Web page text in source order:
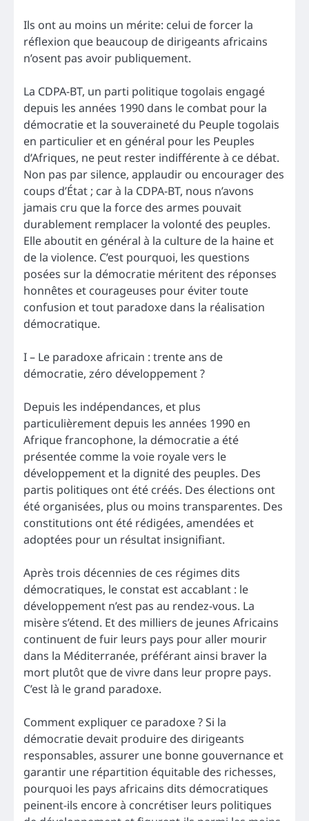
Ils ont au moins un mérite: celui de forcer la
réflexion que beaucoup de dirigeants africains
n’osent pas avoir publiquement.
La CDPA-BT, un parti politique togolais engagé
depuis les années 1990 dans le combat pour la
démocratie et la souveraineté du Peuple togolais
en particulier et en général pour les Peuples
d’Afriques, ne peut rester indifférente à ce débat.
Non pas par silence, applaudir ou encourager des
coups d’État ; car à la CDPA-BT, nous n’avons
jamais cru que la force des armes pouvait
durablement remplacer la volonté des peuples.
Elle aboutit en général à la culture de la haine et
de la violence. C’est pourquoi, les questions
posées sur la démocratie méritent des réponses
honnêtes et courageuses pour éviter toute
confusion et tout paradoxe dans la réalisation
démocratique.
I – Le paradoxe africain : trente ans de
démocratie, zéro développement ?
Depuis les indépendances, et plus
particulièrement depuis les années 1990 en
Afrique francophone, la démocratie a été
présentée comme la voie royale vers le
développement et la dignité des peuples. Des
partis politiques ont été créés. Des élections ont
été organisées, plus ou moins transparentes. Des
constitutions ont été rédigées, amendées et
adoptées pour un résultat insignifiant.
Après trois décennies de ces régimes dits
démocratiques, le constat est accablant : le
développement n’est pas au rendez-vous. La
misère s’étend. Et des milliers de jeunes Africains
continuent de fuir leurs pays pour aller mourir
dans la Méditerranée, préférant ainsi braver la
mort plutôt que de vivre dans leur propre pays.
C’est là le grand paradoxe.
Comment expliquer ce paradoxe ? Si la
démocratie devait produire des dirigeants
responsables, assurer une bonne gouvernance et
garantir une répartition équitable des richesses,
pourquoi les pays africains dits démocratiques
peinent-ils encore à concrétiser leurs politiques